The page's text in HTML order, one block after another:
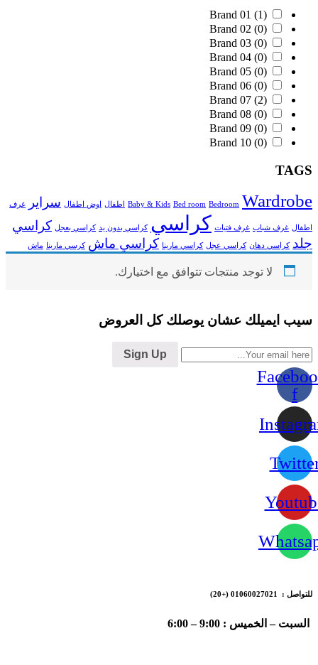
Brand 01 (1)
Brand 02 (0)
Brand 03 (0)
Brand 04 (0)
Brand 05 (0)
Brand 06 (0)
Brand 07 (2)
Brand 08 (0)
Brand 09 (0)
Brand 10 (0)
TAGS
Baby & Kids Bed room Bedroom Wardrobe اطفال اوض اطفال سراير غرف
اطفال غرف شباب غرف فتيات كراسي كراسي بدون يد كراسي بعجل كراسي
جلد كراسي دهان كراسي عجل كراسي مارينا كراسي ماش كرسي مارينا ماش
لا توجد منتجات تتوافق مع اختيارك.
سيب ايميلك عشان يوصلك كل العروض
Sign Up
f
للتواصل : 01060027021 (+20)
السبت – الخميس : 9:00 – 6:00